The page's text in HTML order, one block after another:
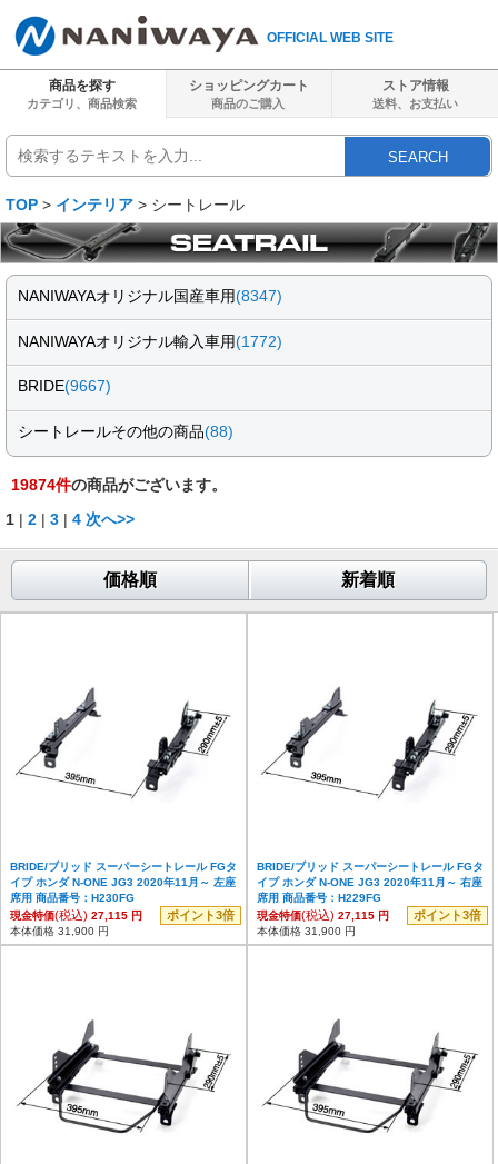
OFFICIAL WEB SITE
商品を探す
カテゴリ、商品検索
ショッピングカート
商品のご購入
ストア情報
送料、 お支払い
SEARCH
TOP > インテリア > シートレール
NANIWAYAオリジナル国産車用(8347)
NANIWAYAオリジナル輸入車用(1772)
BRIDE(9667)
シートレールその他の商品(88)
19874件の商品がございます。
1 | 2 | 3 | 4 次へ>>
価格順 新着順
BRIDE/ブリッド スーパーシートレール FGタ
イプ ホンダ N-ONE JG3 2020年11月～ 左座
席用 商品番号：H230FG
現金特価(税込) 27,115 円 ポイント3倍
本体価格 31,900 円
BRIDE/ブリッド スーパーシートレール FGタ
イプ ホンダ N-ONE JG3 2020年11月～ 右座
席用 商品番号：H229FG
現金特価(税込) 27,115 円 ポイント3倍
本体価格 31,900 円